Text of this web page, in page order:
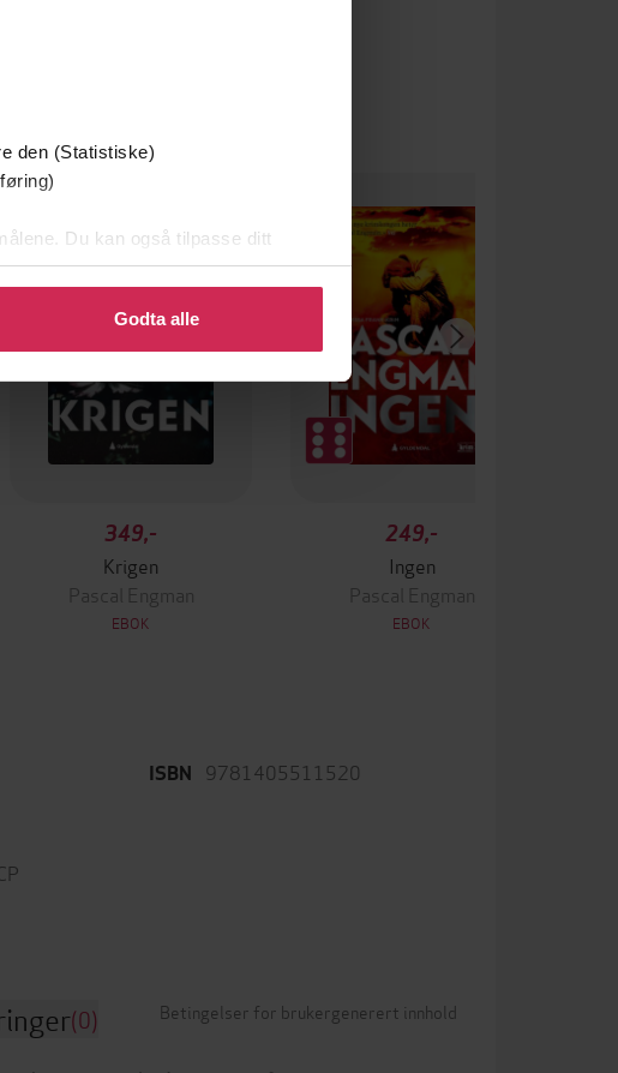
den (Statistiske)
Du kan også tilpasse ditt
tilbake eller endre ditt samtykke.
Godta alle
349,-
Krigen
Pascal Engman
EBOK
249,-
Ingen
Pascal Engman
EBOK
ISBN 9781405511520
(0) Betingelser for brukergenerert innhold